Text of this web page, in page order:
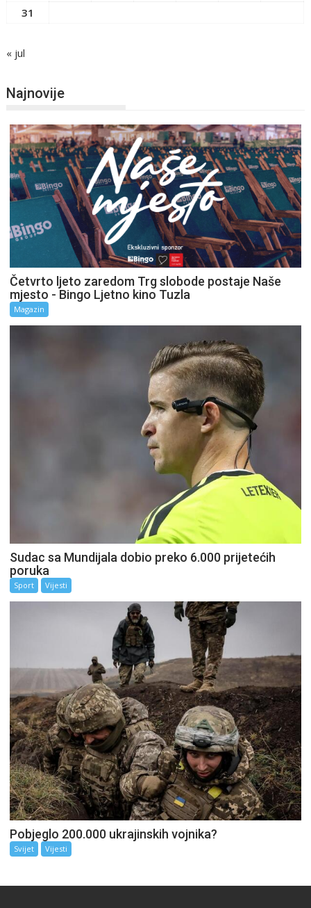
31
« jul
Najnovije
Četvrto ljeto zaredom Trg slobode postaje Naše
mjesto - Bingo Ljetno kino Tuzla
Magazin
Sudac sa Mundijala dobio preko 6.000 prijetećih
poruka
Sport Vijesti
Pobjeglo 200.000 ukrajinskih vojnika?
Svijet Vijesti